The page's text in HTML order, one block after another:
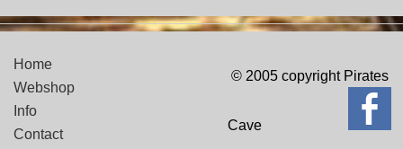
Home
Webshop
Info
Contact
© 2005 copyright Pirates
Cave